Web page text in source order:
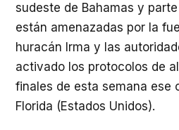
sudeste de Bahamas y
están amenazadas por la
huracán Irma y las
activado los protocolos de
finales de esta semana ese
Florida (Estados Unidos).